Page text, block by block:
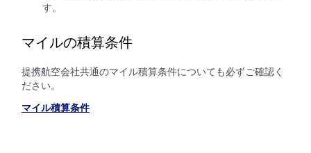
す。
マイルの積算条件
提携航空会社共通のマイル積算条件についても必ずご確認く
ださい。
マイル積算条件